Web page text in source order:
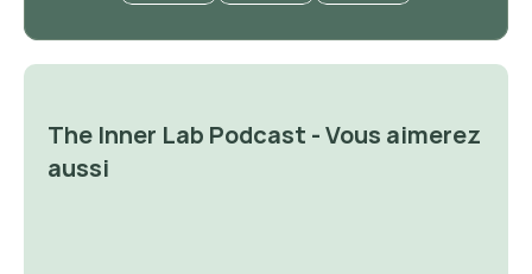
The Inner Lab Podcast - Vous aimerez
aussi